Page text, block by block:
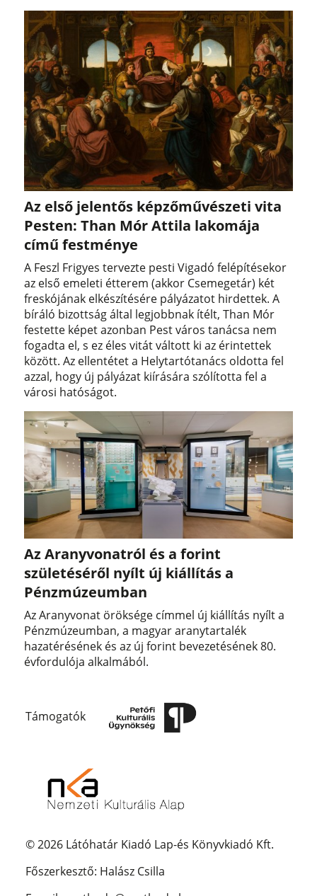
Az első jelentős képzőművészeti vita
Pesten: Than Mór Attila lakomája
című festménye
A Feszl Frigyes tervezte pesti Vigadó felépítésekor
az első emeleti étterem (akkor Csemegetár) két
freskójának elkészítésére pályázatot hirdettek. A
bíráló bizottság által legjobbnak ítélt, Than Mór
festette képet azonban Pest város tanácsa nem
fogadta el, s ez éles vitát váltott ki az érintettek
között. Az ellentétet a Helytartótanács oldotta fel
azzal, hogy új pályázat kiírására szólította fel a
városi hatóságot.
Az Aranyvonatról és a forint
születéséről nyílt új kiállítás a
Pénzmúzeumban
Az Aranyvonat öröksége címmel új kiállítás nyílt a
Pénzmúzeumban, a magyar aranytartalék
hazatérésének és az új forint bevezetésének 80.
évfordulója alkalmából.
Támogatók
© 2026 Látóhatár Kiadó Lap-és Könyvkiadó Kft.
Főszerkesztő: Halász Csilla